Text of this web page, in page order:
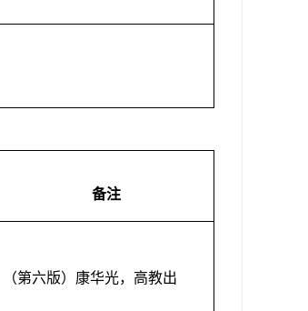
备注
（第六版）康华光，高教出